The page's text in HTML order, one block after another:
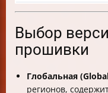
Выбор
прошивки
Глобальная
регионов,